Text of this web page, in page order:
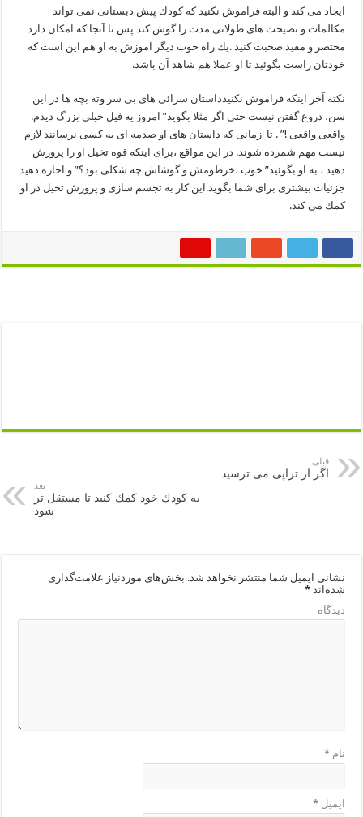
ایجاد می كند و البته فراموش نكنید كه كودك پیش دبستانی نمی تواند
مكالمات و نصیحت های طولانی مدت را گوش كند پس تا آنجا كه امكان دارد
مختصر و مفید صحبت كنید .یك راه خوب دیگر آموزش به او هم این است كه
خودتان راست بگوئید تا او عملا هم شاهد آن باشد.
نكته آخر اینكه فراموش نكنیدداستان سرائی های بی سر وته بچه ها در این
سن، دروغ گفتن نیست حتی اگر مثلا بگوید” امروز یه فیل خیلی بزرگ دیدم.
واقعی واقعی !” . تا زمانی كه داستان های او صدمه ای به كسی نرسانند لازم
نیست مهم شمرده شوند. در این مواقع ،برای اینكه قوه تخیل او را پرورش
دهید ، به او بگوئید” خوب ،خرطومش و گوشاش چه شكلی بود؟” و اجازه دهید
جزئیات بیشتری برای شما بگوید.این كار به تجسم سازی و پرورش تخیل در او
كمك می كند.
قبلی
اگر از تراپی می ترسید …
بعد
به كودك خود كمك كنید تا مستقل تر
شود
نشانی ایمیل شما منتشر نخواهد شد. بخش‌های موردنیاز علامت‌گذاری
شده‌اند*
دیدگاه
نام*
ایمیل*